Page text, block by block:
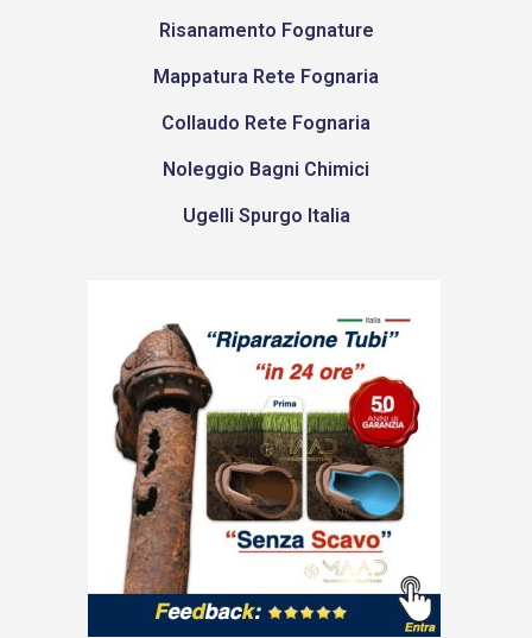
Risanamento Fognature
Mappatura Rete Fognaria
Collaudo Rete Fognaria
Noleggio Bagni Chimici
Ugelli Spurgo Italia